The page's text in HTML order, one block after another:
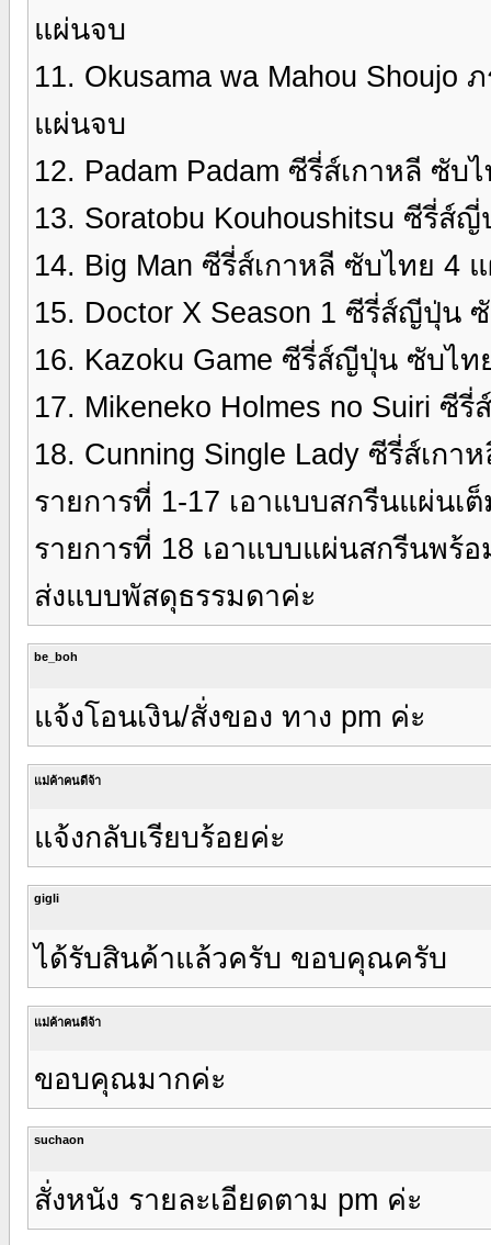
แผ่นจบ
11. Okusama wa Mahou Shoujo
แผ่นจบ
12. Padam Padam ซีรี่ส์เกาหลี ซั
13. Soratobu Kouhoushitsu ซีรี่ส์
14. Big Man ซีรี่ส์เกาหลี ซับไทย 4
15. Doctor X Season 1 ซีรี่ส์ญีปุ่น
16. Kazoku Game ซีรี่ส์ญีปุ่น ซับไ
17. Mikeneko Holmes no Suiri ซี
18. Cunning Single Lady ซีรี่ส์เก
รายการที่ 1-17 เอาแบบสกรีนแผ่นเต็
รายการที่ 18 เอาแบบแผ่นสกรีนพร้
ส่งแบบพัสดุธรรมดาค่ะ
be_boh
แจ้งโอนเงิน/สั่งของ ทาง pm ค่ะ
แม่ค้าคนดีจ้า
แจ้งกลับเรียบร้อยค่ะ
gigli
ได้รับสินค้าแล้วครับ ขอบคุณครับ
แม่ค้าคนดีจ้า
ขอบคุณมากค่ะ
suchaon
สั่งหนัง รายละเอียดตาม pm ค่ะ